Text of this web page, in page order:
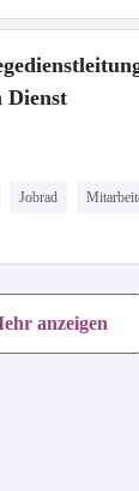
Dienst
Jobrad
anzeigen